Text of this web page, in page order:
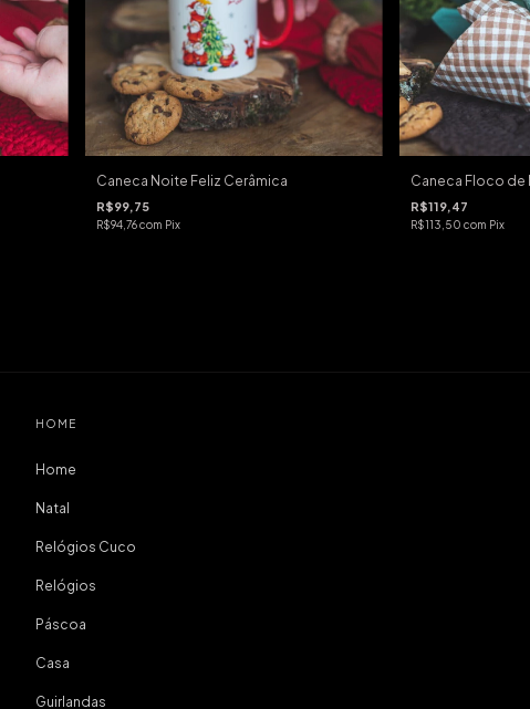
Caneca Noite Feliz Cerâmica
R$99,75
R$94,76com Pix
Caneca Floco de
R$119,47
R$113,50 com Pix
HOME
Home
Natal
Relógios Cuco
Relógios
Páscoa
Casa
Guirlandas